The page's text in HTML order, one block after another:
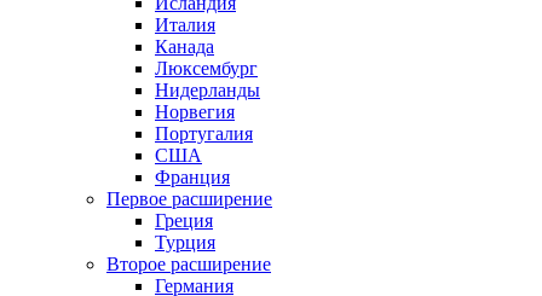
Италия
Канада
Люксембург
Нидерланды
Норвегия
Португалия
США
Франция
Первое расширение
Греция
Турция
Второе расширение
Германия